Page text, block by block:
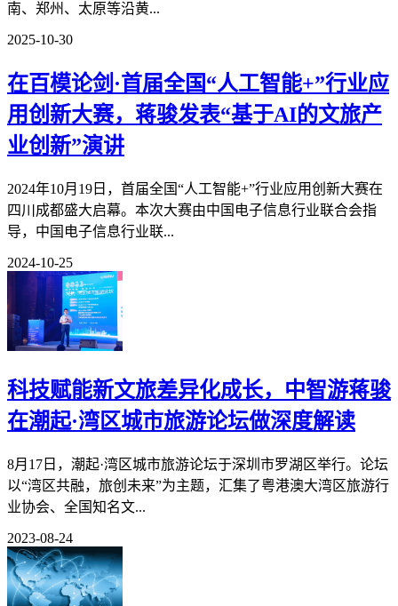
南、郑州、太原等沿黄...
2025-10-30
在百模论剑·首届全国“人工智能+”行业应
用创新大赛，蒋骏发表“基于AI的文旅产
业创新”演讲
2024年10月19日，首届全国“人工智能+”行业应用创新大赛在
四川成都盛大启幕。本次大赛由中国电子信息行业联合会指
导，中国电子信息行业联...
2024-10-25
科技赋能新文旅差异化成长，中智游蒋骏
在潮起·湾区城市旅游论坛做深度解读
8月17日，潮起·湾区城市旅游论坛于深圳市罗湖区举行。论坛
以“湾区共融，旅创未来”为主题，汇集了粤港澳大湾区旅游行
业协会、全国知名文...
2023-08-24